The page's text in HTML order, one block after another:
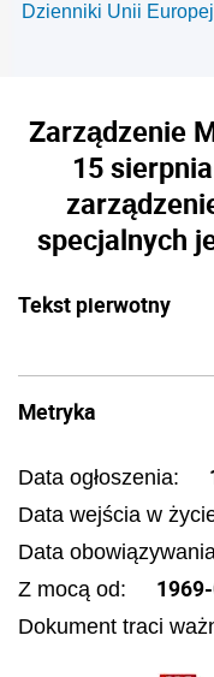
Dzienniki Unii
Zarządzenie
15
specjalnych
Tekst pierwotny
Metryka
Data ogłoszenia:
Data wejścia w
Data
Z mocą od:
Dokument traci